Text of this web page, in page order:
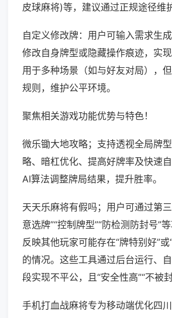
皮球麻将)等，建议通过正规途径维
自定义修改牌：用户可输入需求生成
修改自身牌型或隐藏操作痕迹，实
用于多种场景（如与好友对局），
规则，维护公平环境。
聚焦相关游戏功能优势与特色！
微乐锄大地攻略；支持透视全局牌
略、暗杠优化、提高好牌率及快速
AI算法调整牌局结果，提升胜率。
天天乐麻将有假吗；用户可通过第
意选牌”“控制牌型”“防检测防封号”
反映其他玩家可能存在“牌特别好”或
的情况。这些工具通过后台运行、
段实现不平公，且“安全性高”“不被封
手机打血战麻将专为移动端优化四川